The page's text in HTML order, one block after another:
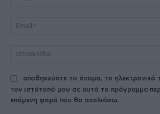
αποθηκεύστε το όνομα, το ηλεκτρονικό
τον ιστότοπό μου σε αυτό το πρόγραμμα
επόμενη φορά που θα σχολιάσω.